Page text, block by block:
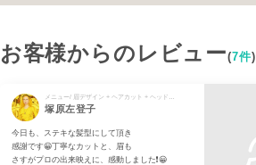
お客様からのレビュー(7件)
塚原左登子
今日も、ステキな髪型にして頂き
感謝です😀丁寧なカットと、眉も
さすがプロの出来映えに、感動しました❗😀